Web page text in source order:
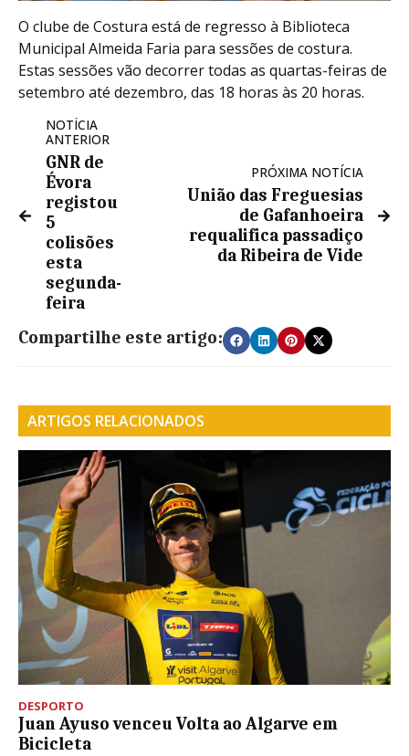
O clube de Costura está de regresso à Biblioteca
Municipal Almeida Faria para sessões de costura.
Estas sessões vão decorrer todas as quartas-feiras de
setembro até dezembro, das 18 horas às 20 horas.
NOTÍCIA
ANTERIOR
GNR de
Évora
registou
5
colisões
esta
segunda-
feira
PRÓXIMA NOTÍCIA
União das Freguesias
de Gafanhoeira
requalifica passadiço
da Ribeira de Vide
Compartilhe este artigo:
ARTIGOS RELACIONADOS
DESPORTO
Juan Ayuso venceu Volta ao Algarve em
Bicicleta